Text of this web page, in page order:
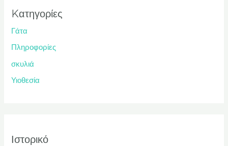
Kατηγορίες
Γάτα
Πληροφορίες
σκυλιά
Υιοθεσία
Ιστορικό